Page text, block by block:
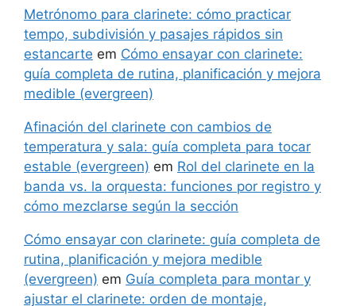
Metrónomo para clarinete: cómo practicar
tempo, subdivisión y pasajes rápidos sin
estancarte em Cómo ensayar con clarinete:
guía completa de rutina, planificación y mejora
medible (evergreen)
Afinación del clarinete con cambios de
temperatura y sala: guía completa para tocar
estable (evergreen) em Rol del clarinete en la
banda vs. la orquesta: funciones por registro y
cómo mezclarse según la sección
Cómo ensayar con clarinete: guía completa de
rutina, planificación y mejora medible
(evergreen) em Guía completa para montar y
ajustar el clarinete: orden de montaje,